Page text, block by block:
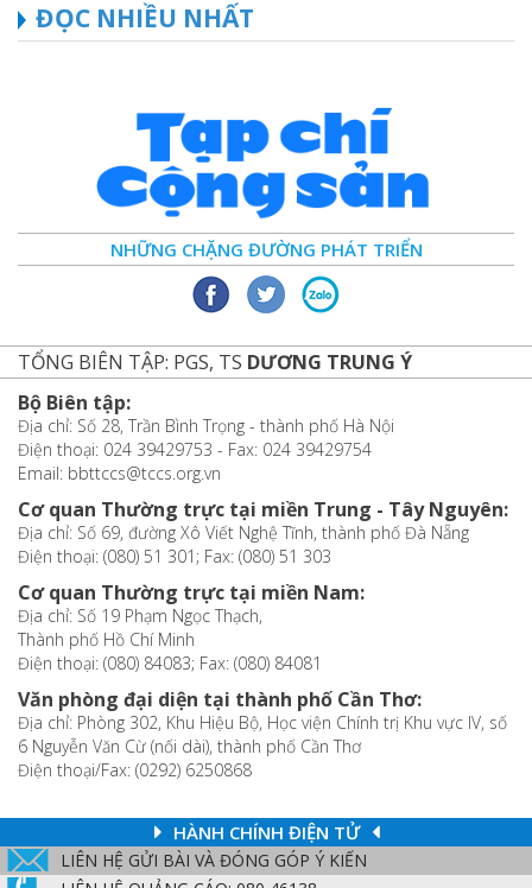
ĐỌC NHIỀU NHẤT
NHỮNG CHẶNG ĐƯỜNG PHÁT TRIỂN
TỔNG BIÊN TẬP: PGS, TS DƯƠNG TRUNG Ý
Bộ Biên tập:
Địa chỉ: Số 28, Trần Bình Trọng - thành phố Hà Nội
Điện thoại: 024 39429753 - Fax: 024 39429754
Email: bbttccs@tccs.org.vn
Cơ quan Thường trực tại miền Trung - Tây Nguyên:
Địa chỉ: Số 69, đường Xô Viết Nghệ Tĩnh, thành phố Đà Nẵng
Điện thoại: (080) 51 301; Fax: (080) 51 303
Cơ quan Thường trực tại miền Nam:
Địa chỉ: Số 19 Phạm Ngọc Thạch,
Thành phố Hồ Chí Minh
Điện thoại: (080) 84083; Fax: (080) 84081
Văn phòng đại diện tại thành phố Cần Thơ:
Địa chỉ: Phòng 302, Khu Hiệu Bộ, Học viện Chính trị Khu vực IV, số
6 Nguyễn Văn Cừ (nối dài), thành phố Cần Thơ
Điện thoại/Fax: (0292) 6250868
HÀNH CHÍNH ĐIỆN TỬ
LIÊN HỆ GỬI BÀI VÀ ĐÓNG GÓP Ý KIẾN